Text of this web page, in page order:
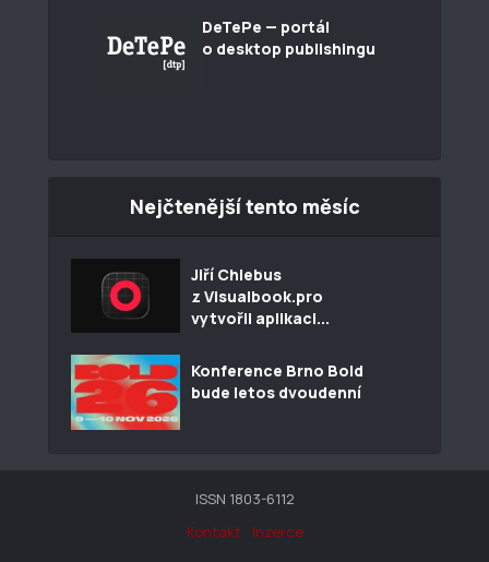
DeTePe — portál
o desktop publishingu
Nejčtenější tento měsíc
Jiří Chlebus
z Visualbook.pro
vytvořil aplikaci...
Konference Brno Bold
bude letos dvoudenní
ISSN 1803-6112
Kontakt
Inzerce